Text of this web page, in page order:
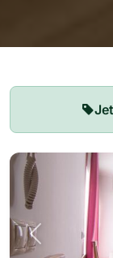
Unsere
Vorheriges